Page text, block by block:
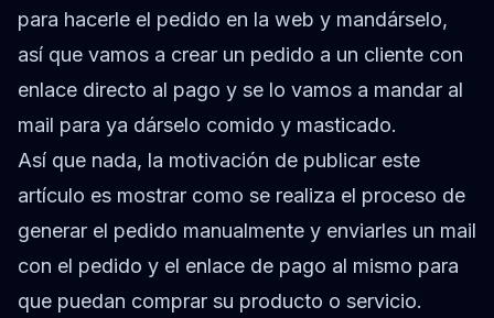
para hacerle el pedido en la web y mandárselo,
así que vamos a crear un pedido a un cliente con
enlace directo al pago y se lo vamos a mandar al
mail para ya dárselo comido y masticado.
Así que nada, la motivación de publicar este
artículo es mostrar como se realiza el proceso de
generar el pedido manualmente y enviarles un mail
con el pedido y el enlace de pago al mismo para
que puedan comprar su producto o servicio.